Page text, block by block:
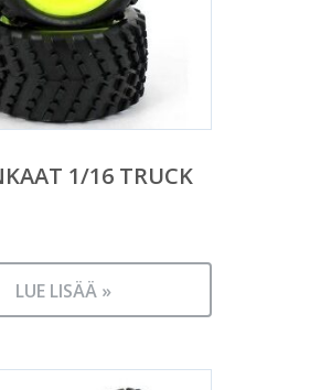
1/16 TRUCK
LUE LISÄÄ »